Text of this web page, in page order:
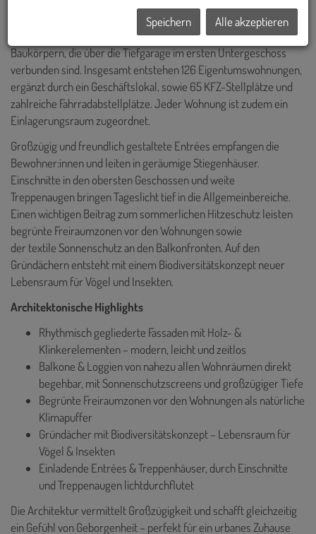
Der Gebäudekomplex besteht aus zwei trapezförmigen
Baukörpern, die über die Tiefgarage im ersten Untergeschoss
verbunden sind. Insgesamt entstehen 126 Eigentumswohnungen,
ergänzt durch ein Geschäftslokal, sowie 65 KFZ-Stellplätze und
zahlreiche Fahrradabstellplätze. Jeder Wohnung ist zudem ein
Einlagerungsraum zugeordnet.
Großzügig und freundlich gestaltete Entrées empfangen die
Bewohner:innen und leiten in geräumige Stiegenhäuser.
Einschnitte in den obersten Geschossen und weite
Treppenaugen bringen Tageslicht tief in die Allgemeinbereiche.
Einen wichtigen Beitrag zum sommerlichen Hitzeschutz leisten
begrünte Freiraumzonen vor den Wohnungen sowie
der textile Sonnenschutz an den Balkonfronten. Auf den
Gründächern entsteht mit einem Biodiversitätskonzept neuer
Lebensraum für Vögel und Insekten.
Architektonische Highlights
Rhythmisch gegliederte Fassaden mit Holz- &
Klinkerelementen – modern, leicht und zeitlos
Balkone & Loggien von nahezu allen Wohnräumen direkt
begehbar, mit Sonnenschutzscreens und großzügiger Tiefe
Begrünte Freiraumzonen vor den Wohnungen als natürliche
Klimapuffer
Gründächer mit Biodiversitätskonzept – Lebensraum für
Vögel & Insekten
Einladende Entrées & Treppenhäuser, durch Einschnitte
und Treppenaugen lichtdurchflutet
Die Architektur vermittelt Großzügigkeit und schafft gleichzeitig
ein Gefühl von Geborgenheit – perfekt für ein urbanes Zuhause
Speichern Alle akzeptieren